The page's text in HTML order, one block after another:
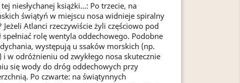
niesłychanej książki...: Po trzecie, na
świątyń w miejscu nosa widnieje spiralny
Atlanci rzeczywiście żyli częściowo pod
rolę wentyla oddechowego. Podobne
występują u ssaków morskich (np.
w odróżnieniu od zwykłego nosa skutecznie
się wody do dróg oddechowych przy
Po czwarte: na świątynnych